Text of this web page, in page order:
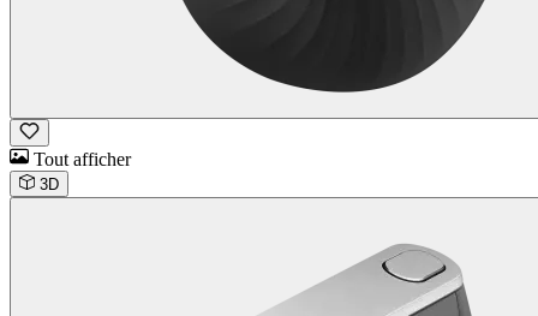
Tout afficher
3D